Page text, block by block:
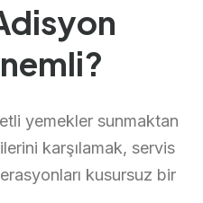
yemekler sunmaktan
karşılamak, servis
kusursuz bir